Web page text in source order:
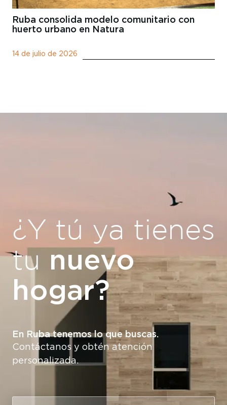
Ruba consolida modelo comunitario con
huerto urbano en Natura
14 de julio de 2026
¿Y tú ya tienes
tu nuevo
hogar?
En Ruba tenemos lo que buscas.
Contáctanos y obtén atención
personalizada.